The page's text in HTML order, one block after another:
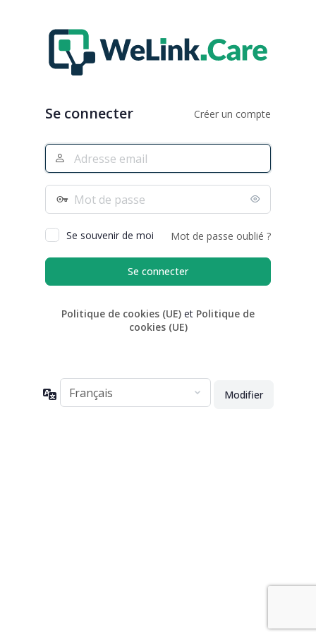
connecter
Se connecter Créer un compte
Adresse
Mot
Se souvenir de moi
Mot de passe oublié ?
Politique de cookies (UE) et Politique de
cookies (UE)
Langue